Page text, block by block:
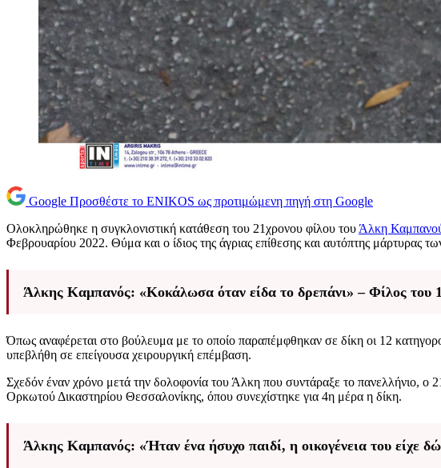
Google Προσθέστε το ENIKOS ως προτιμώμενη πηγή στη Google
Ολοκληρώθηκε η συγκλονιστική κατάθεση του 21χρονου φίλου του Άλκη
Φεβρουαρίου 2022. Θύμα και ο ίδιος της άγριας επίθεσης και αυτόπτης μάρτυρας
Άλκης Καμπανός: «Κοκάλωσα όταν είδα το δρεπάνι» – Φίλος του
Όπως αναφέρεται στο βούλευμα με το οποίο παραπέμφθηκαν σε δίκη οι 12
υπεβλήθη σε επείγουσα χειρουργική επέμβαση.
Σχεδόν έναν χρόνο μετά την δολοφονία του Άλκη που συντάραξε το πανελλήνιο, ο
Ορκωτού Δικαστηρίου Θεσσαλονίκης, όπου συνεχίστηκε για 4η μέρα η δίκη.
Άλκης Καμπανός: «Ήταν ένα ήσυχο παιδί, η οικογένεια του είχε